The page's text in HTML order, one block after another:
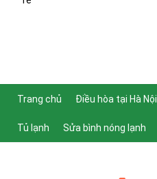
Trang chủ Điều hòa tại Hà Nội
Tủ lạnh Sửa bình nóng lạnh